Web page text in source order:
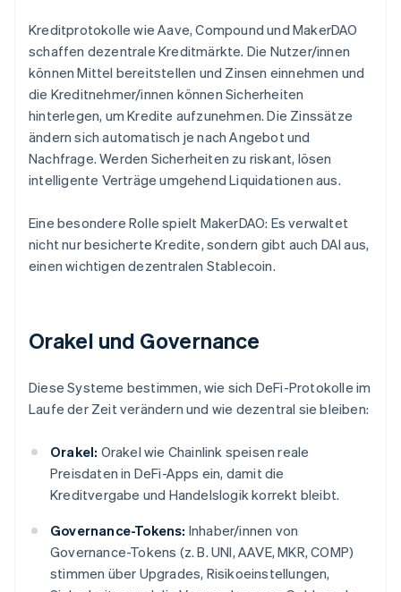
Kreditprotokolle wie Aave, Compound und MakerDAO
schaffen dezentrale Kreditmärkte. Die Nutzer/innen
können Mittel bereitstellen und Zinsen einnehmen und
die Kreditnehmer/innen können Sicherheiten
hinterlegen, um Kredite aufzunehmen. Die Zinssätze
ändern sich automatisch je nach Angebot und
Nachfrage. Werden Sicherheiten zu riskant, lösen
intelligente Verträge umgehend Liquidationen aus.
Eine besondere Rolle spielt MakerDAO: Es verwaltet
nicht nur besicherte Kredite, sondern gibt auch DAI aus,
einen wichtigen dezentralen Stablecoin.
Orakel und Governance
Diese Systeme bestimmen, wie sich DeFi-Protokolle im
Laufe der Zeit verändern und wie dezentral sie bleiben:
Orakel: Orakel wie Chainlink speisen reale
Preisdaten in DeFi-Apps ein, damit die
Kreditvergabe und Handelslogik korrekt bleibt.
Governance-Tokens: Inhaber/innen von
Governance-Tokens (z. B. UNI, AAVE, MKR, COMP)
stimmen über Upgrades, Risikoeinstellungen,